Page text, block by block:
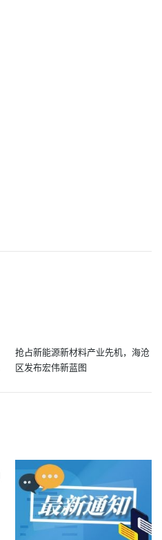
抢占新能源新材料产业先机，海沧
区发布宏伟新蓝图